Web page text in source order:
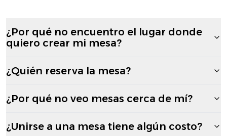
¿Por qué no encuentro el lugar donde
quiero crear mi mesa?
¿Quién reserva la mesa?
¿Por qué no veo mesas cerca de mí?
¿Unirse a una mesa tiene algún costo?